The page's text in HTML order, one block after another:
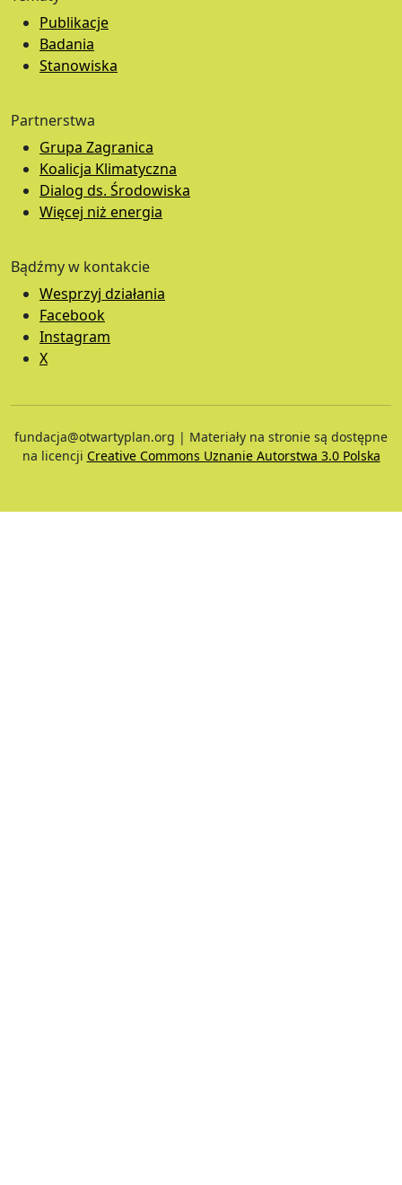
Publikacje
Badania
Stanowiska
Partnerstwa
Grupa Zagranica
Koalicja Klimatyczna
Dialog ds. Środowiska
Więcej niż energia
Bądźmy w kontakcie
Wesprzyj działania
Facebook
Instagram
X
fundacja@otwartyplan.org | Materiały na stronie są dostępne
na licencji Creative Commons Uznanie Autorstwa 3.0 Polska